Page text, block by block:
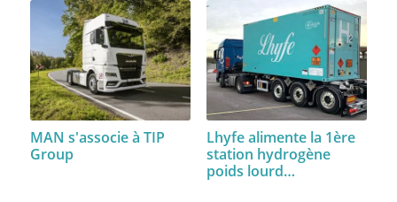
MAN s'associe à TIP
Group
Lhyfe alimente la 1ère
station hydrogène
poids lourd…